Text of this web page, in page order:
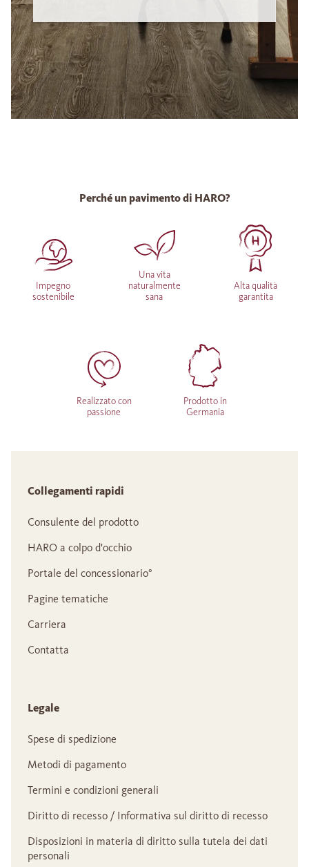
Perché un pavimento di HARO?
Impegno
sostenibile
Una vita
naturalmente
sana
Alta qualità
garantita
Realizzato con
passione
Prodotto in
Germania
Collegamenti rapidi
Consulente del prodotto
HARO a colpo d'occhio
Portale del concessionario°
Pagine tematiche
Carriera
Contatta
Legale
Spese di spedizione
Metodi di pagamento
Termini e condizioni generali
Diritto di recesso / Informativa sul diritto di recesso
Disposizioni in materia di diritto sulla tutela dei dati
personali